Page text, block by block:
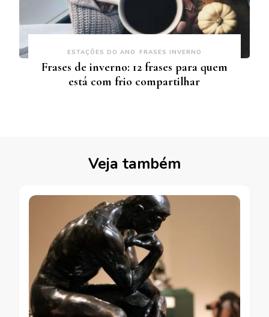
ESTAÇÕES DO ANO FRASES INVERNO
Frases de inverno: 12 frases para quem
está com frio compartilhar
Veja também